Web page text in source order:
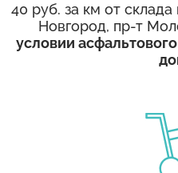
40 руб. за км от
Новгород, пр-т
условии